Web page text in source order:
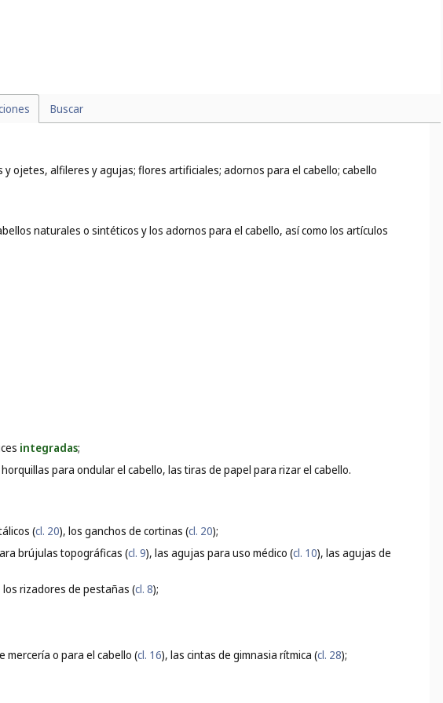
Buscar
ojetes, alfileres y agujas; flores artificiales; adornos para el cabello; cabello
naturales o sintéticos y los adornos para el cabello, así como los artículos
integradas;
para ondular el cabello, las tiras de papel para rizar el cabello.
(cl. 20), los ganchos de cortinas (cl. 20);
brújulas topográficas (cl. 9), las agujas para uso médico (cl. 10), las agujas de
rizadores de pestañas (cl. 8);
mercería o para el cabello (cl. 16), las cintas de gimnasia rítmica (cl. 28);